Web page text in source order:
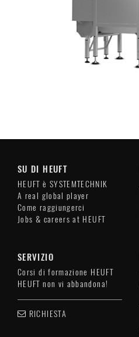
SU DI HEUFT
HEUFT è SYSTEMTECHNIK
A real global player
Come raggiungerci
Jobs & careers at HEUFT
SERVIZIO
Corsi di formazione HEUFT
HEUFT non vi abbandona!
RICHIESTA